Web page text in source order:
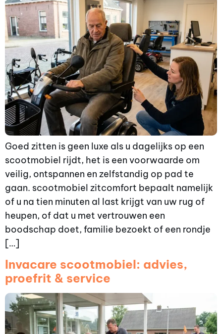
Goed zitten is geen luxe als u dagelijks op een
scootmobiel rijdt, het is een voorwaarde om
veilig, ontspannen en zelfstandig op pad te
gaan. scootmobiel zitcomfort bepaalt namelijk
of u na tien minuten al last krijgt van uw rug of
heupen, of dat u met vertrouwen een
boodschap doet, familie bezoekt of een rondje
[…]
Invacare scootmobiel: advies,
proefrit & service